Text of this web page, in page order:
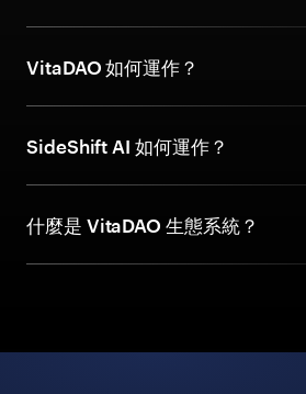
VitaDAO 如何運作？
SideShift AI 如何運作？
什麼是 VitaDAO 生態系統？